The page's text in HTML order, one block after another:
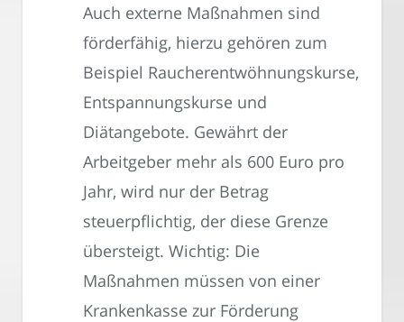
Auch externe Maßnahmen sind
förderfähig, hierzu gehören zum
Beispiel Raucherentwöhnungskurse,
Entspannungskurse und
Diätangebote. Gewährt der
Arbeitgeber mehr als 600 Euro pro
Jahr, wird nur der Betrag
steuerpflichtig, der diese Grenze
übersteigt. Wichtig: Die
Maßnahmen müssen von einer
Krankenkasse zur Förderung